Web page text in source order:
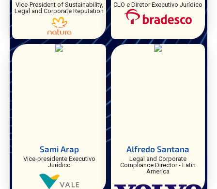
Vice-President of Sustainability,
Legal and Corporate Reputation
CLO e Diretor Executivo Jurídico
Sami Arap
Vice-presidente Executivo
Jurídico
Alfredo Santana
Legal and Corporate
Compliance Director - Latin
America